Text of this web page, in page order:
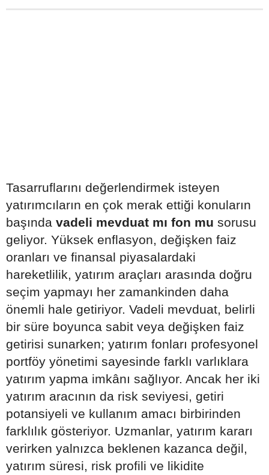
Tasarruflarını değerlendirmek isteyen
yatırımcıların en çok merak ettiği konuların
başında vadeli mevduat mı fon mu sorusu
geliyor. Yüksek enflasyon, değişken faiz
oranları ve finansal piyasalardaki
hareketlilik, yatırım araçları arasında doğru
seçim yapmayı her zamankinden daha
önemli hale getiriyor. Vadeli mevduat, belirli
bir süre boyunca sabit veya değişken faiz
getirisi sunarken; yatırım fonları profesyonel
portföy yönetimi sayesinde farklı varlıklara
yatırım yapma imkânı sağlıyor. Ancak her iki
yatırım aracının da risk seviyesi, getiri
potansiyeli ve kullanım amacı birbirinden
farklılık gösteriyor. Uzmanlar, yatırım kararı
verirken yalnızca beklenen kazanca değil,
yatırım süresi, risk profili ve likidite